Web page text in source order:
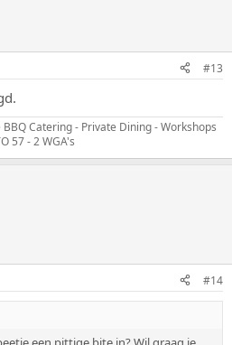
#13
Catering - Private Dining - Workshops
57 - 2 WGA's
#14